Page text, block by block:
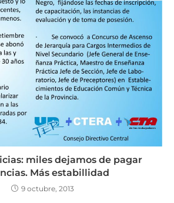
miles dejamos de pagar
Más estabillidad
9 octubre, 2013